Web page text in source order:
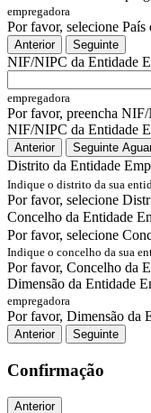
empregadora
Por favor, selecione
Anterior Seguinte
NIF/NIPC da Entidade
empregadora
Por favor, preencha
NIF/NIPC da Entidade
Anterior Seguinte
Distrito da Entidade
Indique o distrito da sua
Por favor, selecione
Concelho da Entidade
Por favor, selecione
Indique o concelho da sua
Por favor, Concelho da
Dimensão da Entidade
empregadora
Por favor, Dimensão da
Anterior Seguinte
Confirmação
Anterior